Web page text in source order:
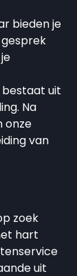
bieden je
uit
Na
onze
van
zoek
hart
uit